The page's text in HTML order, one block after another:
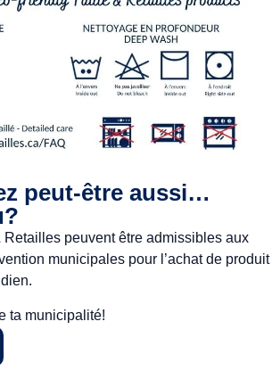
peut-être aussi…
Retailles peuvent être admissibles aux
municipales pour l’achat de produit
ta municipalité!